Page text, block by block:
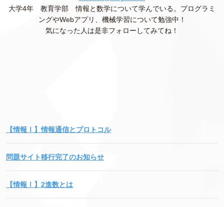
大学4年 教育学部 情報と数学について学んでいる。プログラミ
ングやWebアプリ、機械学習について勉強中！
気になった人は是非フォローしてみてね！
【情報Ⅰ】情報通信とプロトコル
問題サイト移行完了のお知らせ
【情報Ⅰ】2進数とは